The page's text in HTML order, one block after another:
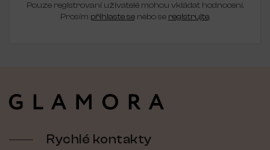
Pouze registrovaní uživatelé mohou vkládat hodnocení.
Prosím přihlaste senebo se registrujte.
Rychlé kontakty